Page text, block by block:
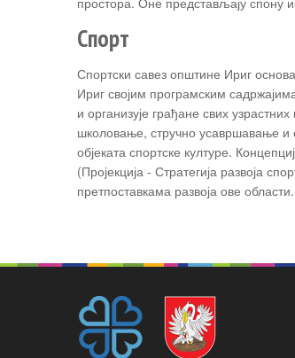
Спорт
Спортски савез општине Ириг
Ириг својим програмским
и организује грађане свих
школовање, стручно усавршавање и
објеката спортске културе.
(Пројекција - Стратегија развоја
претпоставкама развоја ове области.